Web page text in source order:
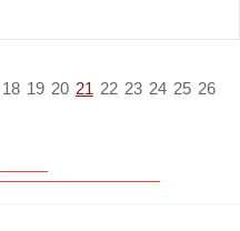
18 19 20 21 22 23 24 25 26